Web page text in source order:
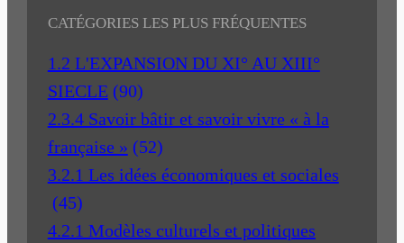
CATÉGORIES LES PLUS FRÉQUENTES
1.2 L'EXPANSION DU XI° AU XIII°
SIECLE (90)
2.3.4 Savoir bâtir et savoir vivre « à la
française » (52)
3.2.1 Les idées économiques et sociales
(45)
4.2.1 Modèles culturels et politiques